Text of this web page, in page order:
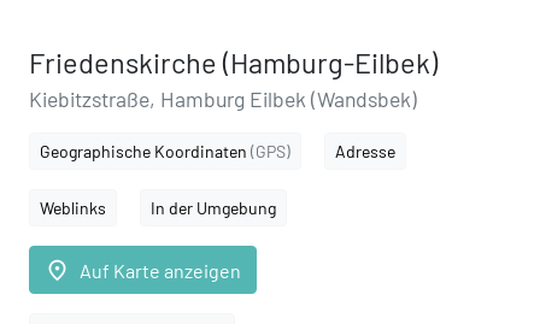
Friedenskirche (Hamburg-Eilbek)
Kiebitzstraße, Hamburg Eilbek (Wandsbek)
Geographische Koordinaten (GPS) Adresse
Weblinks In der Umgebung
place Auf Karte anzeigen